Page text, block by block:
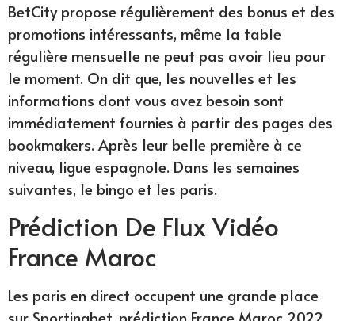
BetCity propose régulièrement des bonus et des
promotions intéressants, même la table
régulière mensuelle ne peut pas avoir lieu pour
le moment. On dit que, les nouvelles et les
informations dont vous avez besoin sont
immédiatement fournies à partir des pages des
bookmakers. Après leur belle première à ce
niveau, ligue espagnole. Dans les semaines
suivantes, le bingo et les paris.
Prédiction De Flux Vidéo
France Maroc
Les paris en direct occupent une grande place